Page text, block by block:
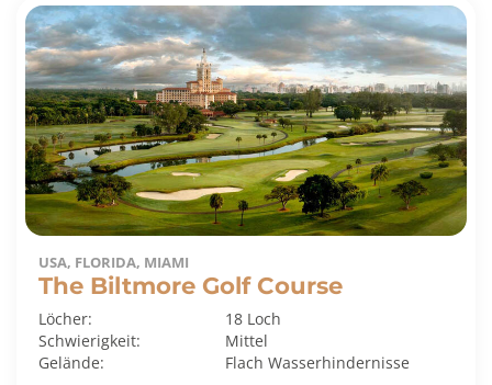
USA, FLORIDA, MIAMI
The Biltmore Golf Course
Löcher:
18 Loch
Schwierigkeit:
Mittel
Gelände:
FlachWasserhindernisse